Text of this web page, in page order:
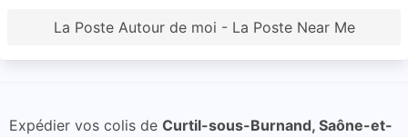
La Poste Autour de moi - La Poste Near Me
Expédier vos colis de Curtil-sous-Burnand, Saône-et-